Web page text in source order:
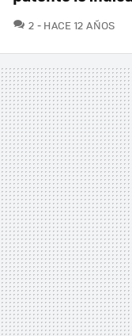
2 COMENTARIOS
HACE 12 AÑOS